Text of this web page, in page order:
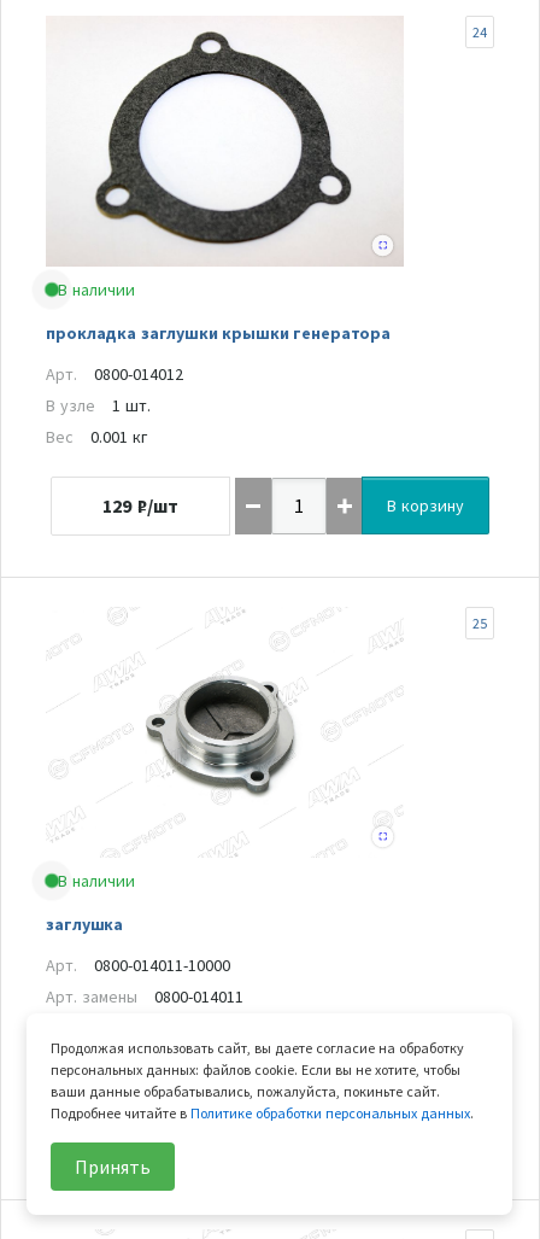
В наличии
прокладка заглушки крышки генератора
24
Арт.
0800-014012
В узле
1 шт.
Вес
0.001 кг
129 ₽/шт В корзину
В наличии
заглушка
25
Арт.
0800-014011-10000
Арт. замены
0800-014011
Вес
0.077 кг
В корзину
Продолжая использовать сайт, вы даете согласие на обработку
персональных данных: файлов cookie. Если вы не хотите, чтобы
ваши данные обрабатывались, пожалуйста, покиньте сайт.
Подробнее читайте вПолитике обработки персональных данных.
Принять